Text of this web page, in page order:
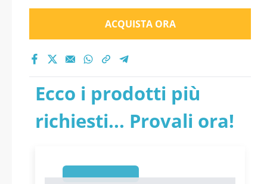
ACQUISTA ORA
Ecco i prodotti più
richiesti... Provali ora!